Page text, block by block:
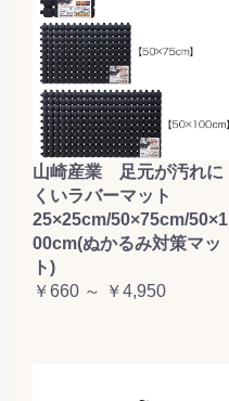
山崎産業 足元が汚れに
くいラバーマット
25×25cm/50×75cm/50×1
00cm(ぬかるみ対策マッ
ト)
￥660 ～ ￥4,950